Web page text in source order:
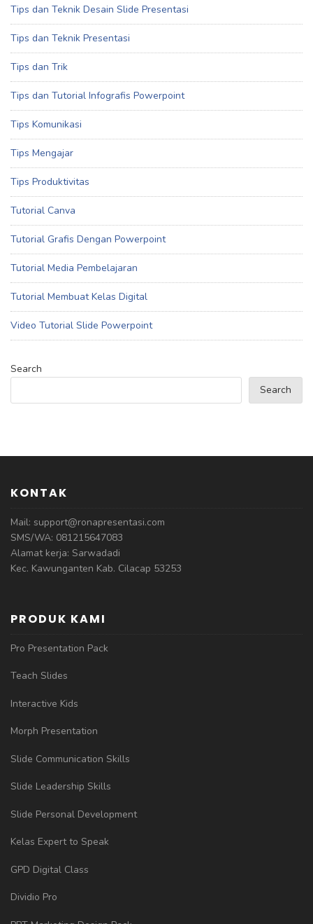
Tips dan Teknik Desain Slide Presentasi
Tips dan Teknik Presentasi
Tips dan Trik
Tips dan Tutorial Infografis Powerpoint
Tips Komunikasi
Tips Mengajar
Tips Produktivitas
Tutorial Canva
Tutorial Grafis Dengan Powerpoint
Tutorial Media Pembelajaran
Tutorial Membuat Kelas Digital
Video Tutorial Slide Powerpoint
Search
Search
KONTAK
Mail: support@ronapresentasi.com
SMS/WA: 081215647083
Alamat kerja: Sarwadadi
Kec. Kawunganten Kab. Cilacap 53253
PRODUK KAMI
Pro Presentation Pack
Teach Slides
Interactive Kids
Morph Presentation
Slide Communication Skills
Slide Leadership Skills
Slide Personal Development
Kelas Expert to Speak
GPD Digital Class
Dividio Pro